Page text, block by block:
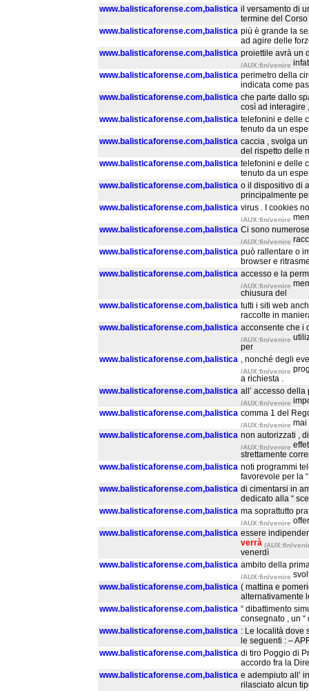
www.balisticaforense.com,balistica il versamento di
termine del
www.balisticaforense.com,balistica più è grande la
ad agire delle
www.balisticaforense.com,balistica proiettile avrà un
/AUX:fin/venire
www.balisticaforense.com,balistica perimetro della
indicata come
www.balisticaforense.com,balistica che parte dallo
così ad interagire
www.balisticaforense.com,balistica telefonini e delle
tenuto da un
www.balisticaforense.com,balistica caccia , svolga
del rispetto delle
www.balisticaforense.com,balistica telefonini e delle
tenuto da un
www.balisticaforense.com,balistica o il dispositivo di
principalmente
www.balisticaforense.com,balistica virus . I cookies
/AUX:fin/venire
www.balisticaforense.com,balistica Ci sono
/AUX:fin/venire
www.balisticaforense.com,balistica può rallentare o
browser e
www.balisticaforense.com,balistica accesso e la
/AUX:fin/venire
chiusura del
www.balisticaforense.com,balistica tutti i siti web
raccolte in
www.balisticaforense.com,balistica acconsente che i
/AUX:fin/venire
per
www.balisticaforense.com,balistica , nonché degli
/AUX:fin/venire
a richiesta .
www.balisticaforense.com,balistica all’ accesso
/AUX:fin/venire
www.balisticaforense.com,balistica comma 1 del
/AUX:fin/venire mai
www.balisticaforense.com,balistica non autorizzati ,
/AUX:fin/venire
strettamente
www.balisticaforense.com,balistica noti programmi
favorevole per la
www.balisticaforense.com,balistica di cimentarsi in
dedicato alla “
www.balisticaforense.com,balistica ma soprattutto
/AUX:fin/venire
www.balisticaforense.com,balistica essere
verrà /AUX:fin/
venerdì
www.balisticaforense.com,balistica ambito della
/AUX:fin/venire
www.balisticaforense.com,balistica ( mattina e
alternativamente
www.balisticaforense.com,balistica “ dibattimento
consegnato , un
www.balisticaforense.com,balistica : Le località dove
le seguenti : –
www.balisticaforense.com,balistica di tiro Poggio di
accordo fra la
www.balisticaforense.com,balistica e adempiuto all’
rilasciato alcun